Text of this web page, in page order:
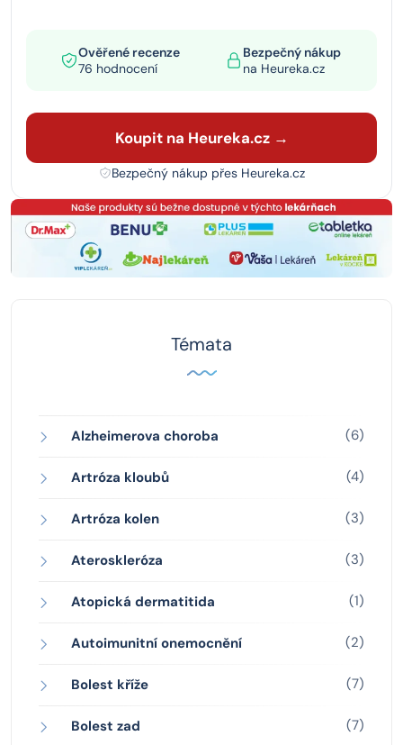
Ověřené recenze
76 hodnocení
Bezpečný nákup
na Heureka.cz
Koupit na Heureka.cz →
Bezpečný nákup přes Heureka.cz
Témata
Alzheimerova choroba (6)
Artróza kloubů (4)
Artróza kolen (3)
Ateroskleróza (3)
Atopická dermatitida (1)
Autoimunitní onemocnění (2)
Bolest kříže (7)
Bolest zad (7)